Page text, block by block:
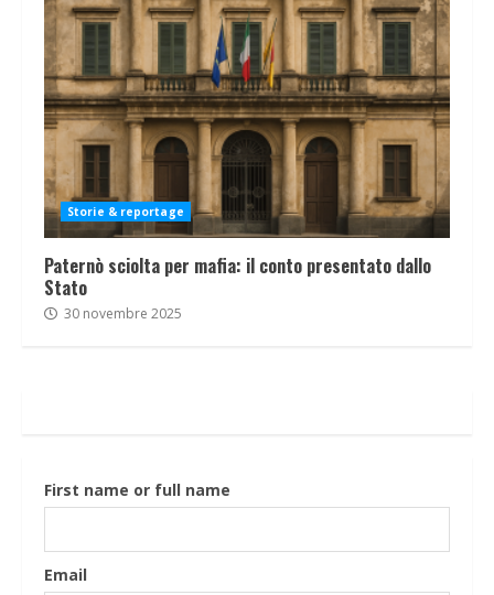
Storie & reportage
Paternò sciolta per mafia: il conto presentato dallo
Stato
30 novembre 2025
First name or full name
Email